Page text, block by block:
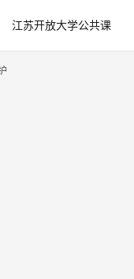
江苏开放大学公共课